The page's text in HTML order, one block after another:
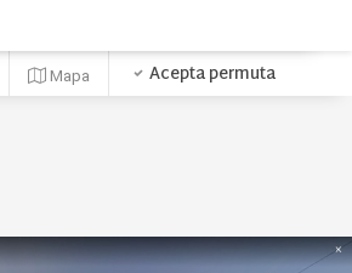
Mapa Acepta permuta